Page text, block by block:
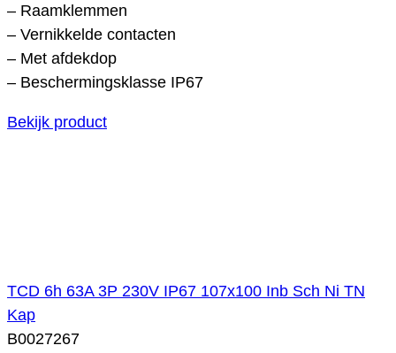
– Raamklemmen
– Vernikkelde contacten
– Met afdekdop
– Beschermingsklasse IP67
Bekijk product
TCD 6h 63A 3P 230V IP67 107x100 Inb Sch Ni TN
Kap
B0027267